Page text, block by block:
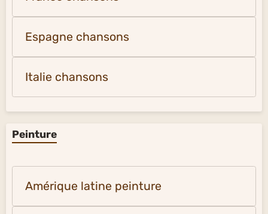
Espagne chansons
Italie chansons
Peinture
Amérique latine peinture